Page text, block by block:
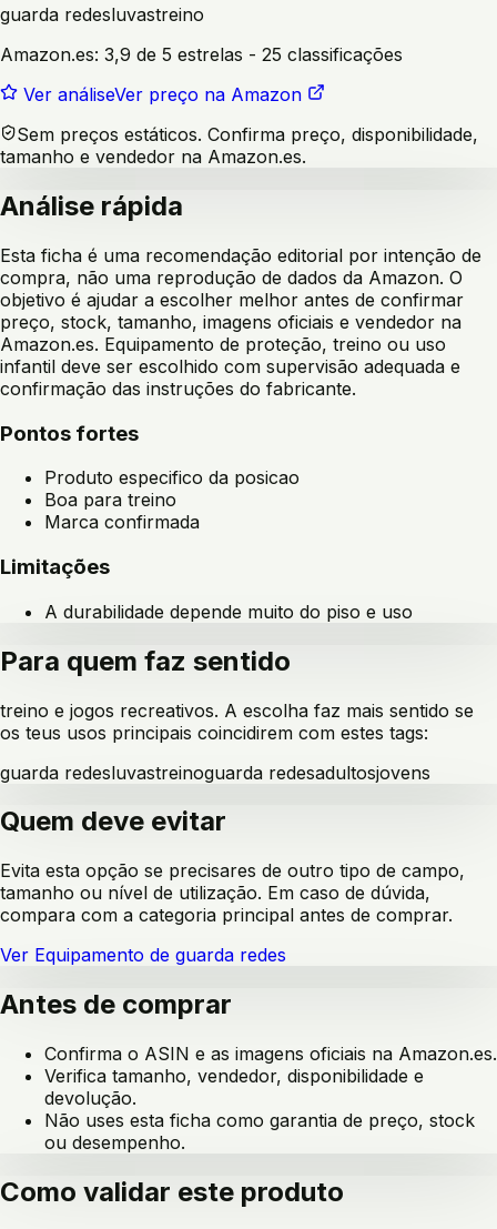
guarda redesluvastreino
Amazon.es: 3,9 de 5 estrelas - 25 classificações
Ver análiseVer preço na Amazon
Sem preços estáticos. Confirma preço, disponibilidade,
tamanho e vendedor na Amazon.es.
Análise rápida
Esta ficha é uma recomendação editorial por intenção de
compra, não uma reprodução de dados da Amazon. O
objetivo é ajudar a escolher melhor antes de confirmar
preço, stock, tamanho, imagens oficiais e vendedor na
Amazon.es. Equipamento de proteção, treino ou uso
infantil deve ser escolhido com supervisão adequada e
confirmação das instruções do fabricante.
Pontos fortes
Produto especifico da posicao
Boa para treino
Marca confirmada
Limitações
A durabilidade depende muito do piso e uso
Para quem faz sentido
treino e jogos recreativos. A escolha faz mais sentido se
os teus usos principais coincidirem com estes tags:
guarda redesluvastreinoguarda redesadultosjovens
Quem deve evitar
Evita esta opção se precisares de outro tipo de campo,
tamanho ou nível de utilização. Em caso de dúvida,
compara com a categoria principal antes de comprar.
Ver Equipamento de guarda redes
Antes de comprar
Confirma o ASIN e as imagens oficiais na Amazon.es.
Verifica tamanho, vendedor, disponibilidade e
devolução.
Não uses esta ficha como garantia de preço, stock
ou desempenho.
Como validar este produto